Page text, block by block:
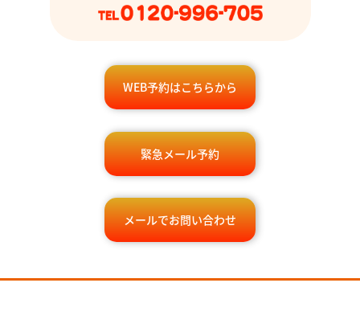
WEB予約はこちらから
緊急メール予約
メールでお問い合わせ